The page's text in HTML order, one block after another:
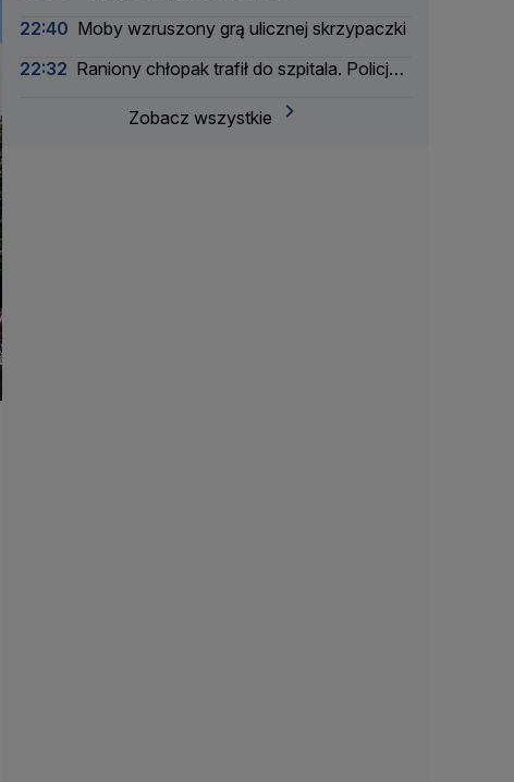
22:40 Moby wzruszony grą ulicznej skrzypaczki
22:32 Raniony chłopak trafił do szpitala. Policja
Zobacz wszystkie